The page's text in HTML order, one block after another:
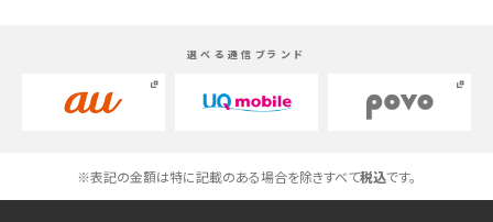
高校生にスマホ制限は必要？所持率やメリット・デメリットを詳しく紹介
スマホのネット通信速度が遅い原因は？すぐできる対処法や見直すポイントを解
選べる通信ブランド
※表記の金額は特に記載のある場合を除きすべて税込です。